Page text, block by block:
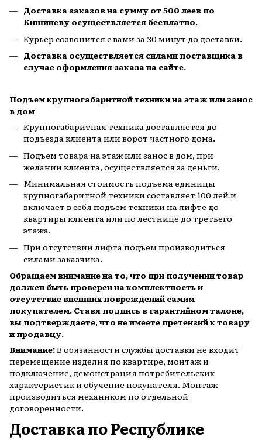
Доставка заказов на сумму от 500 леев по
Кишиневу осуществляется бесплатно.
Курьер созвонится с вами за 30 минут до доставки.
Доставка осуществляется силами поставщика в
случае оформления заказа на сайте.
Подъем крупногабаритной техники на этаж или занос
в дом
Крупногабаритная техника доставляется до
подъезда клиента или ворот частного дома.
Подъем товара на этаж или занос в дом, при
желании клиента, осуществляется за деньги.
Минимальная стоимость подъема единицы
крупногабаритной техники составляет 100 лей и
включает в себя подъем техники на лифте до
квартиры клиента или по лестнице до третьего
этажа.
При отсутствии лифта подъем производиться
силами заказчика.
Обращаем внимание на то, что при получении товар
должен быть проверен на комплектность и
отсутствие внешних повреждений самим
покупателем. Ставя подпись в гарантийном талоне,
вы подтверждаете, что не имеете претензий к товару
и продавцу.
Внимание!В обязанности службы доставки не входит
перемещение изделия по квартире, монтаж и
подключение, демонстрация потребительских
характеристик и обучение покупателя. Монтаж
производиться механиком по отдельной
договоренности.
Доставка по Республике